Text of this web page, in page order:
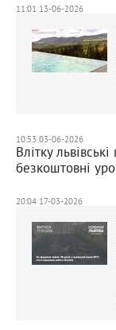
11:01 13-06-2026
10:53 03-06-2026
Влітку
безкоштовні
20:04 17-03-2026